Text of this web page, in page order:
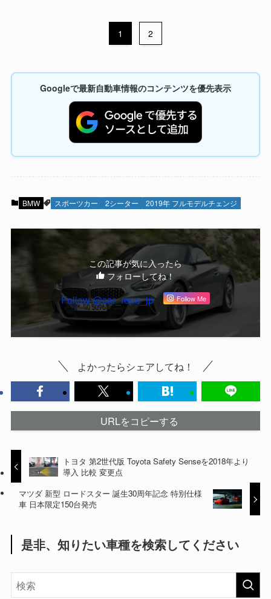
1 2
Googleで最新自動車情報のコンテンツを優先表示
BMW スポーツカー 2シーター 2019年 フルモデルチェンジ
この記事が気に入ったら
フォローしてね！
Follow @car_repo_jp Follow Me
よかったらシェアしてね！
URLをコピーする
トヨタ 第2世代版 Toyota Safety Senseを2018年より
導入 比較 変更点
マツダ 新型 ロードスター 誕生30周年記念 特別仕様
車 日本限定150台発売
是非、知りたい車種を検索してください